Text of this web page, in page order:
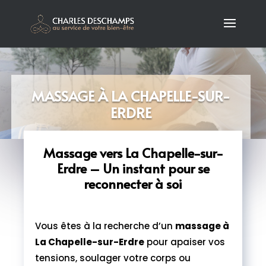
MASSAGE À LA CHAPELLE-SUR-
ERDRE
Massage vers La Chapelle-sur-
Erdre – Un instant pour se
reconnecter à soi
Vous êtes à la recherche d’un massage à
La Chapelle-sur-Erdre pour apaiser vos
tensions, soulager votre corps ou